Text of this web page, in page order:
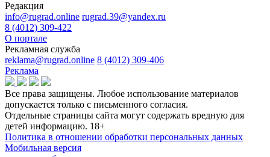
Редакция
info@rugrad.online rugrad.39@yandex.ru
8 (4012) 309-422
О портале
Рекламная служба
reklama@rugrad.online 8 (4012) 309-406
Реклама
Все права защищены. Любое использование материалов
допускается только с письменного согласия.
Отдельные страницы сайта могут содержать вредную для
детей информацию. 18+
Политика в отношении обработки персональных данных
Мобильная версия